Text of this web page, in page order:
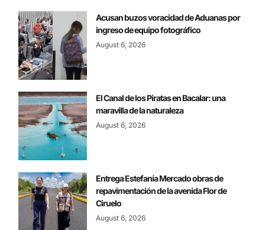
Acusan buzos voracidad de Aduanas por
ingreso de equipo fotográfico
August 6, 2026
El Canal de los Piratas en Bacalar: una
maravilla de la naturaleza
August 6, 2026
Entrega Estefanía Mercado obras de
repavimentación de la avenida Flor de
Ciruelo
August 6, 2026